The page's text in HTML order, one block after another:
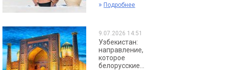
» Подробнее
9.07.2026 14:51
Узбекистан:
направление,
которое
белорусские...